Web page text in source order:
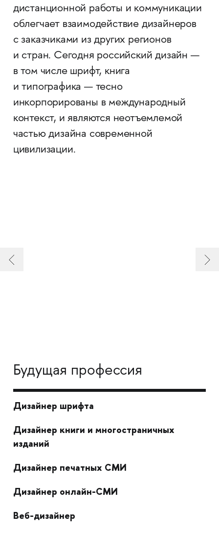
дистанционной работы и коммуникации
облегчает взаимодействие дизайнеров
с заказчиками из других регионов
и стран. Сегодня российский дизайн —
в том числе шрифт, книга
и типографика — тесно
инкорпорированы в международный
контекст, и являются неотъемлемой
частью дизайна современной
цивилизации.
Будущая профессия
Дизайнер шрифта
Дизайнер книги и многостраничных
изданий
Дизайнер печатных СМИ
Дизайнер онлайн-СМИ
Веб-дизайнер